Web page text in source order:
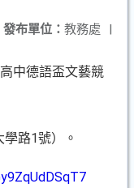
發布單位： 教務處 |
中德語盃文藝競
路1號）。